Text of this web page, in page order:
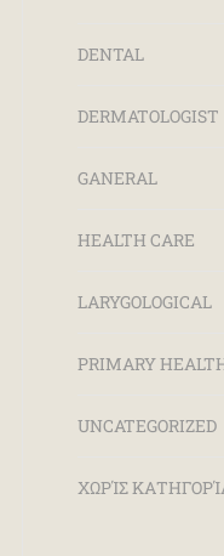
DENTAL
DERMATOLOGIST
GANERAL
HEALTH CARE
LARYGOLOGICAL
PRIMARY
UNCATEGORIZED
ΧΩΡΊΣ